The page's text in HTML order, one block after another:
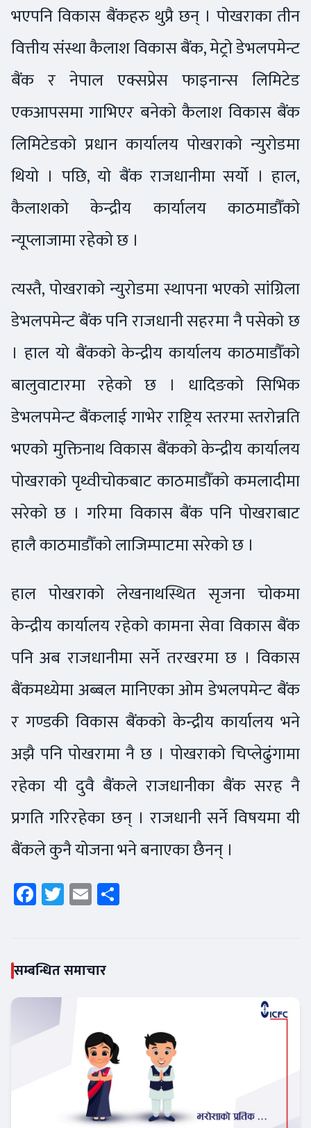
भएपनि विकास बैंकहरु थुप्रै छन् । पोखराका तीन
वित्तीय संस्था कैलाश विकास बैंक, मेट्रो डेभलपमेन्ट
बैंक र नेपाल एक्सप्रेस फाइनान्स लिमिटेड
एकआपसमा गाभिएर बनेको कैलाश विकास बैंक
लिमिटेडको प्रधान कार्यालय पोखराको न्युरोडमा
थियो । पछि, यो बैंक राजधानीमा सर्यो । हाल,
कैलाशको केन्द्रीय कार्यालय काठमाडौँको
न्यूप्लाजामा रहेको छ ।
त्यस्तै, पोखराको न्युरोडमा स्थापना भएको सांग्रिला
डेभलपमेन्ट बैंक पनि राजधानी सहरमा नै पसेको छ
। हाल यो बैंकको केन्द्रीय कार्यालय काठमाडौँको
बालुवाटारमा रहेको छ । धादिङको सिभिक
डेभलपमेन्ट बैंकलाई गाभेर राष्ट्रिय स्तरमा स्तरोन्नति
भएको मुक्तिनाथ विकास बैंकको केन्द्रीय कार्यालय
पोखराको पृथ्वीचोकबाट काठमाडौँको कमलादीमा
सरेको छ । गरिमा विकास बैंक पनि पोखराबाट
हालै काठमाडौँको लाजिम्पाटमा सरेको छ ।
हाल पोखराको लेखनाथस्थित सृजना चोकमा
केन्द्रीय कार्यालय रहेको कामना सेवा विकास बैंक
पनि अब राजधानीमा सर्ने तरखरमा छ । विकास
बैंकमध्येमा अब्बल मानिएका ओम डेभलपमेन्ट बैंक
र गण्डकी विकास बैंकको केन्द्रीय कार्यालय भने
अझै पनि पोखरामा नै छ । पोखराको चिप्लेढुंगामा
रहेका यी दुवै बैंकले राजधानीका बैंक सरह नै
प्रगति गरिरहेका छन् । राजधानी सर्ने विषयमा यी
बैंकले कुनै योजना भने बनाएका छैनन् ।
Facebook
Twitter
Email
सम्बन्धित समाचार